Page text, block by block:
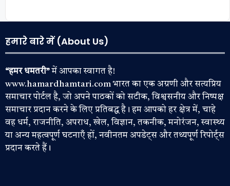
हमारे बारे में (About Us)
“हमर धमतरी”में आपका स्वागत है!
www.hamardhamtari.com भारत का एक अग्रणी और सत्यप्रिय
समाचार पोर्टल है, जो अपने पाठकों को सटीक, विश्वसनीय और निष्पक्ष
समाचार प्रदान करने के लिए प्रतिबद्ध है। हम आपको हर क्षेत्र में, चाहे
वह धर्म, राजनीति, अपराध, खेल, विज्ञान, तकनीक, मनोरंजन, स्वास्थ्य
या अन्य महत्वपूर्ण घटनाएँ हों, नवीनतम अपडेट्स और तथ्यपूर्ण रिपोर्ट्स
प्रदान करते हैं।